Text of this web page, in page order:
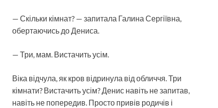
— Скільки кімнат? — запитала Галина Сергіївна,
обертаючись до Дениса.
— Три, мам. Вистачить усім.
Віка відчула, як кров відринула від обличчя. Три
кімнати? Вистачить усім? Денис навіть не запитав,
навіть не попередив. Просто привів родичів і